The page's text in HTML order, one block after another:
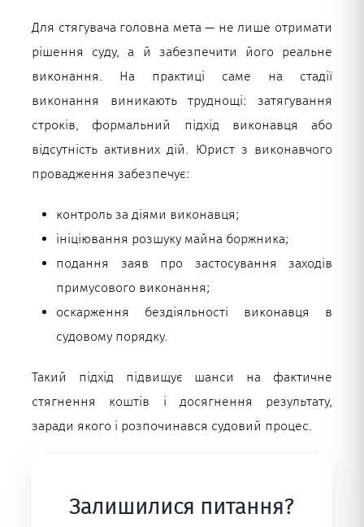
Для стягувача головна мета — не лише отримати
рішення суду, а й забезпечити його реальне
виконання. На практиці саме на стадії
виконання виникають труднощі: затягування
строків, формальний підхід виконавця або
відсутність активних дій. Юрист з виконавчого
провадження забезпечує:
контроль за діями виконавця;
ініціювання розшуку майна боржника;
подання заяв про застосування заходів
примусового виконання;
оскарження бездіяльності виконавця в
судовому порядку.
Такий підхід підвищує шанси на фактичне
стягнення коштів і досягнення результату,
заради якого і розпочинався судовий процес.
Залишилися питання?